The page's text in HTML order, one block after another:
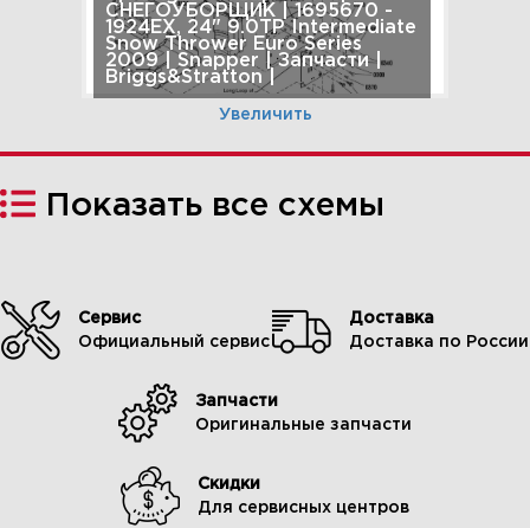
СНЕГОУБОРЩИК | 1695670 -
1924EX, 24" 9.0TP Intermediate
Snow Thrower Euro Series
2009 | Snapper | Запчасти |
Briggs&Stratton |
Увеличить
6| Gear Case Assembly - Med.
Duty | СНЕГОУБОРЩИК |
1695670 - 1924EX, 24" 9.0TP
Euro Series 2009 | Snapper |
Запчасти | Briggs&Stratton |
Показать все схемы
Сервис
Официальный сервис
Доставка
Доставка по России
Запчасти
Оригинальные запчасти
Скидки
Для сервисных центров